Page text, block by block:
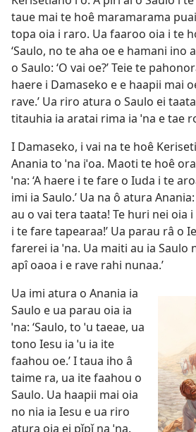
taue mai te hoê maramarama puai
topa oia i raro. Ua faaroo oia i te
‘Saulo, no te aha oe e hamani ino
o Saulo: ‘O vai oe?’ Teie te
haere i Damaseko e e haapii mai
rave.’ Ua riro atura o Saulo ei
titauhia ia aratai rima ia ˈna e tae
I Damaseko, i vai na te hoê
Anania to ˈna iˈoa. Maoti te hoê
ˈna: ‘A haere i te fare o Iuda i te
imi ia Saulo.’ Ua na ô atura
au o vai tera taata! Te huri nei oia
i te fare tapearaa!’ Ua parau râ o
farerei ia ˈna. Ua maiti au ia
apî oaoa i e rave rahi nunaa.’
Ua imi atura o Anania ia
Saulo e ua parau oia ia
ˈna: ‘Saulo, to ˈu taeae, ua
tono Iesu ia ˈu ia ite
faahou oe.’ I taua iho â
taime ra, ua ite faahou o
Saulo. Ua haapii mai oia
no nia ia Iesu e ua riro
atura oia ei pǐpǐ na ˈna.